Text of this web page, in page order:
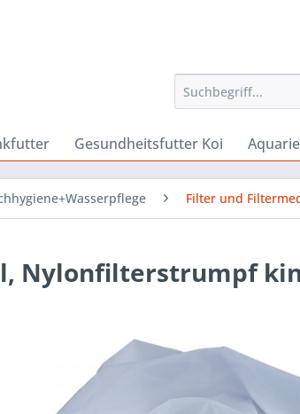
Gesundheitsfutter Koi
Filter und
Nylonfilterstrumpf